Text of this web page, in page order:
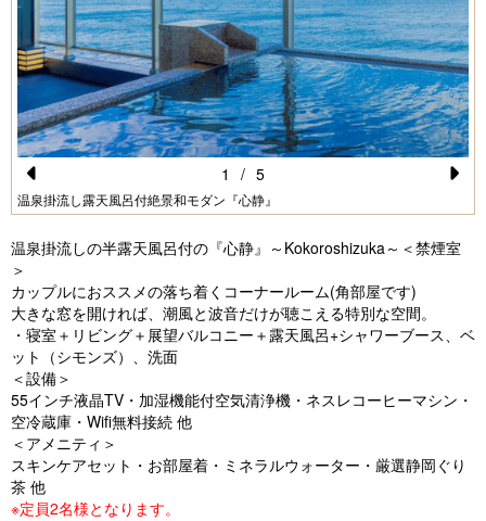
Pr
e
vi
o
u
s
温泉掛流し露天風呂付絶景和モダン『心静』
e
xt
1 / 5
温泉掛流しの半露天風呂付の『心静』～Kokoroshizuka～＜禁煙室
＞
カップルにおススメの落ち着くコーナールーム(角部屋です)
大きな窓を開ければ、潮風と波音だけが聴こえる特別な空間。
・寝室＋リビング＋展望バルコニー＋露天風呂+シャワーブース、ベ
ット（シモンズ）、洗面
＜設備＞
55インチ液晶TV・加湿機能付空気清浄機・ネスレコーヒーマシン・
空冷蔵庫・Wifi無料接続 他
＜アメニティ＞
スキンケアセット・お部屋着・ミネラルウォーター・厳選静岡ぐり
茶 他
※定員2名様となります。